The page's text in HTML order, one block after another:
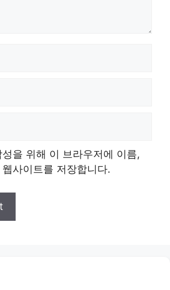
을 위해 이 브라우저에 이름,
사이트를 저장합니다.